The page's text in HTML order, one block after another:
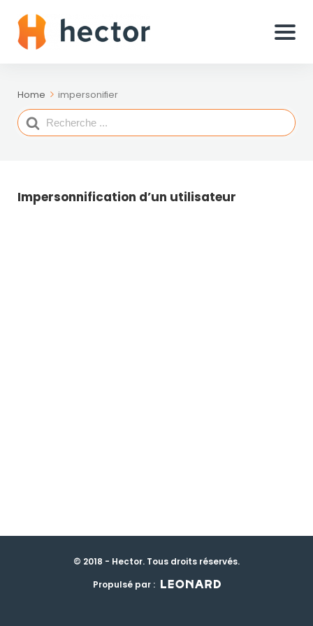
Home impersonifier
Search
For
Impersonnification d’un utilisateur
© 2018 - Hector. Tous droits réservés.
Propulsé par :